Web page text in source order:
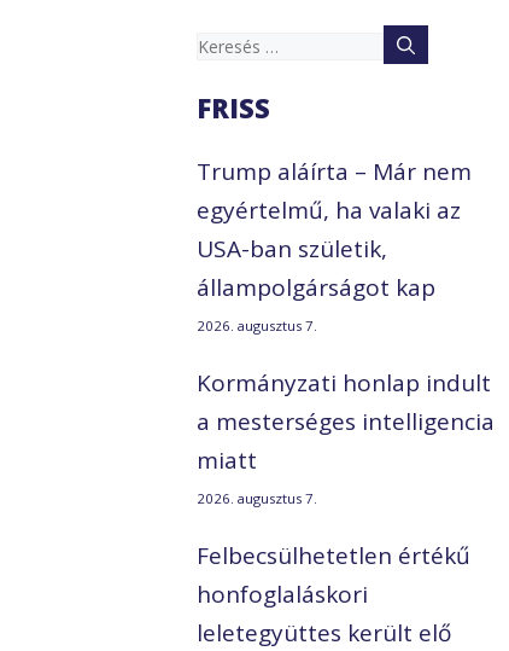
Keresés:
FRISS
Trump aláírta – Már nem
egyértelmű, ha valaki az
USA-ban születik,
állampolgárságot kap
2026. augusztus 7.
Kormányzati honlap indult
a mesterséges intelligencia
miatt
2026. augusztus 7.
Felbecsülhetetlen értékű
honfoglaláskori
leletegyüttes került elő